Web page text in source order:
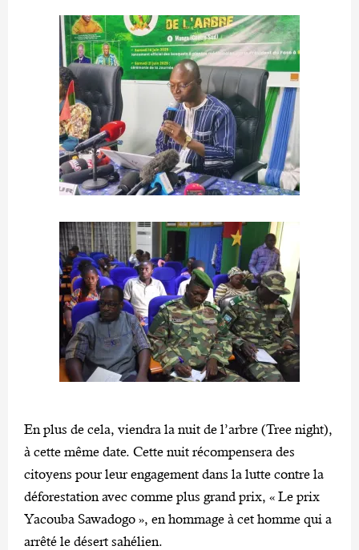
En plus de cela, viendra la nuit de l’arbre (Tree night),
à cette même date. Cette nuit récompensera des
citoyens pour leur engagement dans la lutte contre la
déforestation avec comme plus grand prix, « Le prix
Yacouba Sawadogo », en hommage à cet homme qui a
arrêté le désert sahélien.